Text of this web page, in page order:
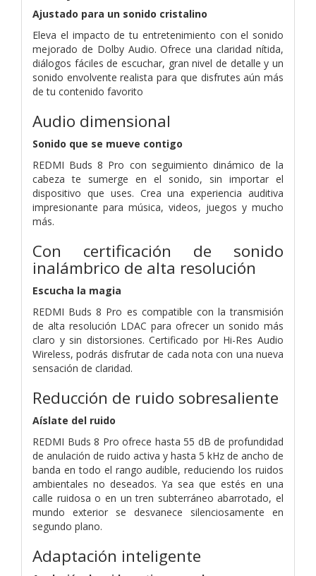
Ajustado para un sonido cristalino
Eleva el impacto de tu entretenimiento con el sonido
mejorado de Dolby Audio. Ofrece una claridad nítida,
diálogos fáciles de escuchar, gran nivel de detalle y un
sonido envolvente realista para que disfrutes aún más
de tu contenido favorito
Audio dimensional
Sonido que se mueve contigo
REDMI Buds 8 Pro con seguimiento dinámico de la
cabeza te sumerge en el sonido, sin importar el
dispositivo que uses. Crea una experiencia auditiva
impresionante para música, videos, juegos y mucho
más.
Con certificación de sonido
inalámbrico de alta resolución
Escucha la magia
REDMI Buds 8 Pro es compatible con la transmisión
de alta resolución LDAC para ofrecer un sonido más
claro y sin distorsiones. Certificado por Hi-Res Audio
Wireless, podrás disfrutar de cada nota con una nueva
sensación de claridad.
Reducción de ruido sobresaliente
Aíslate del ruido
REDMI Buds 8 Pro ofrece hasta 55 dB de profundidad
de anulación de ruido activa y hasta 5 kHz de ancho de
banda en todo el rango audible, reduciendo los ruidos
ambientales no deseados. Ya sea que estés en una
calle ruidosa o en un tren subterráneo abarrotado, el
mundo exterior se desvanece silenciosamente en
segundo plano.
Adaptación inteligente